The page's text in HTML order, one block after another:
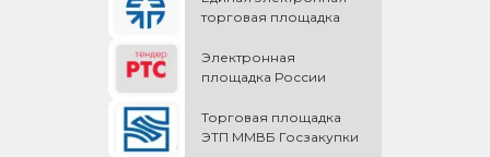
торговая площадка
Электронная
площадка России
Торговая площадка
ЭТП ММВБ Госзакупки